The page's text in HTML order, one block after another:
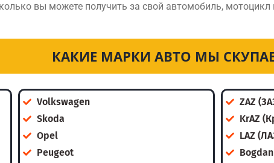
вы можете получить за свой автомобиль,
КАКИЕ МАРКИ АВТО МЫ
Volkswagen
Skoda
Opel
Peugeot
ZAZ
KrAZ
LAZ
Bogdan